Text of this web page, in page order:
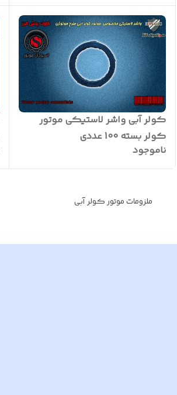
کولر آبی واشر لاستیکی موتور
کولر بسته 100 عددی
ناموجود
ملزومات موتور کولر آبی